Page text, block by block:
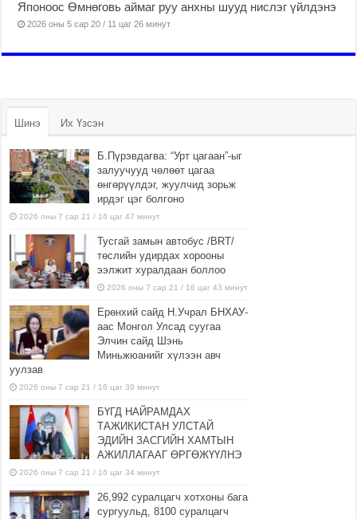
Японоос Өмнөговь аймаг руу анхны шууд нислэг үйлдэнэ
2026 оны 5 сар 20 / 11 цаг 26 минут
Шинэ Их Үзсэн
Б.Пүрэвдагва: “Урт цагаан”-ыг
залуучууд чөлөөт цагаа
өнгөрүүлдэг, жуулчид зорьж
ирдэг цэг болгоно
2026 оны 7 сар 21 / 16 цаг 47 минут
Тусгай замын автобус /BRT/
төслийн удирдах хорооны
ээлжит хуралдаан боллоо
2026 оны 7 сар 21 / 16 цаг 43 минут
Ерөнхий сайд Н.Учрал БНХАУ-
аас Монгол Улсад суугаа
Элчин сайд Шэнь
Миньжюанийг хүлээн авч
уулзав
2026 оны 7 сар 21 / 16 цаг 39 минут
БҮГД НАЙРАМДАХ
ТАЖИКИСТАН УЛСТАЙ
ЭДИЙН ЗАСГИЙН ХАМТЫН
АЖИЛЛАГААГ ӨРГӨЖҮҮЛНЭ
2026 оны 7 сар 21 / 16 цаг 34 минут
26,992 суралцагч хотхоны бага
сургуульд, 8100 суралцагч